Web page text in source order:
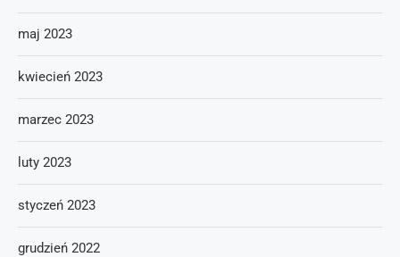
maj 2023
kwiecień 2023
marzec 2023
luty 2023
styczeń 2023
grudzień 2022